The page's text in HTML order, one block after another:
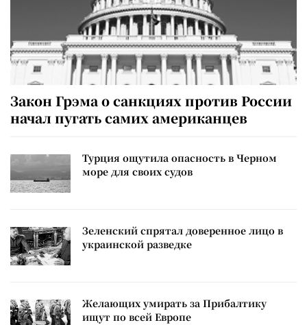
Закон Грэма о санкциях против России
начал пугать самих американцев
Турция ощутила опасность в Черном
море для своих судов
Зеленский спрятал доверенное лицо в
украинской разведке
Желающих умирать за Прибалтику
ищут по всей Европе